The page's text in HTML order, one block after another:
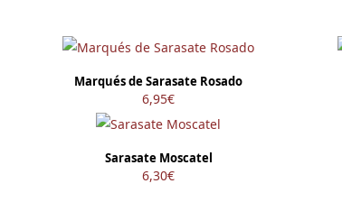
Marqués de Sarasate Rosado
6,95€
Sarasate Moscatel
6,30€